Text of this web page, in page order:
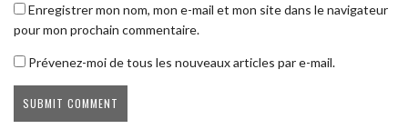
Enregistrer mon nom, mon e-mail et mon site dans le navigateur
pour mon prochain commentaire.
Prévenez-moi de tous les nouveaux articles par e-mail.